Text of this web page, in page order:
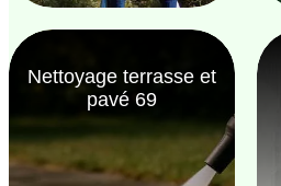
Nettoyage terrasse et
pavé 69